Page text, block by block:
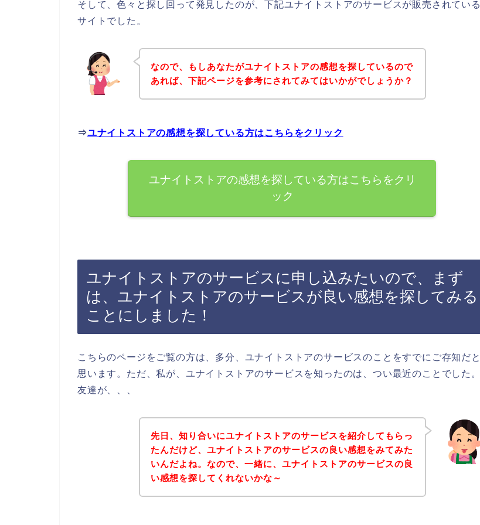
そして、色々と探し回って発見したのが、下記ユナイトストアのサービスが販売されている
サイトでした。
なので、もしあなたがユナイトストアの感想を探しているので
あれば、下記ページを参考にされてみてはいかがでしょうか？
⇒ユナイトストアの感想を探している方はこちらをクリック
ユナイトストアの感想を探している方はこちらをクリ
ック
ユナイトストアのサービスに申し込みたいので、まず
は、ユナイトストアのサービスが良い感想を探してみる
ことにしました！
こちらのページをご覧の方は、多分、ユナイトストアのサービスのことをすでにご存知だと
思います。ただ、私が、ユナイトストアのサービスを知ったのは、つい最近のことでした。
友達が、、、
先日、知り合いにユナイトストアのサービスを紹介してもらっ
たんだけど、ユナイトストアのサービスの良い感想をみてみた
いんだよね。なので、一緒に、ユナイトストアのサービスの良
い感想を探してくれないかな～